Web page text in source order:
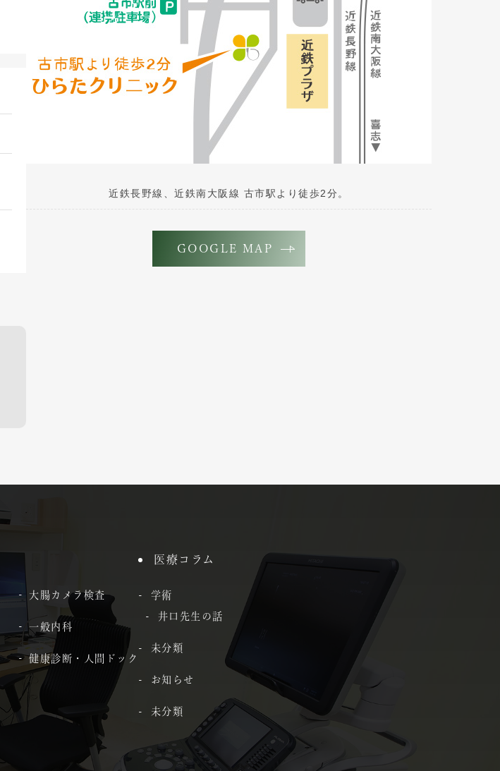
近鉄長野線、近鉄南大阪線 古市駅より徒歩2分。
GOOGLE MAP
大腸カメラ検査
一般内科
健康診断・人間ドック
医療コラム
学術
井口先生の話
未分類
お知らせ
未分類